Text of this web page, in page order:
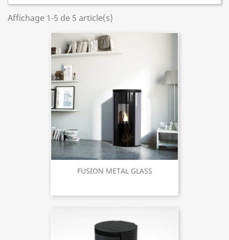
Affichage 1-5 de 5 article(s)
FUSION METAL GLASS